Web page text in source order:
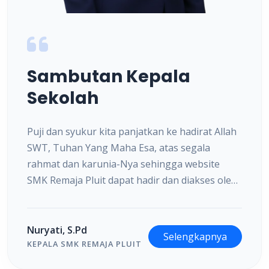
Sambutan Kepala
Sekolah
Puji dan syukur kita panjatkan ke hadirat Allah
SWT, Tuhan Yang Maha Esa, atas segala
rahmat dan karunia-Nya sehingga website
SMK Remaja Pluit dapat hadir dan diakses oleh
komunikasi dengan memanfaatkan
perkembangan teknologi informasi yang
Nuryati, S.Pd
KEPALA SMK REMAJA PLUIT
Selengkapnya